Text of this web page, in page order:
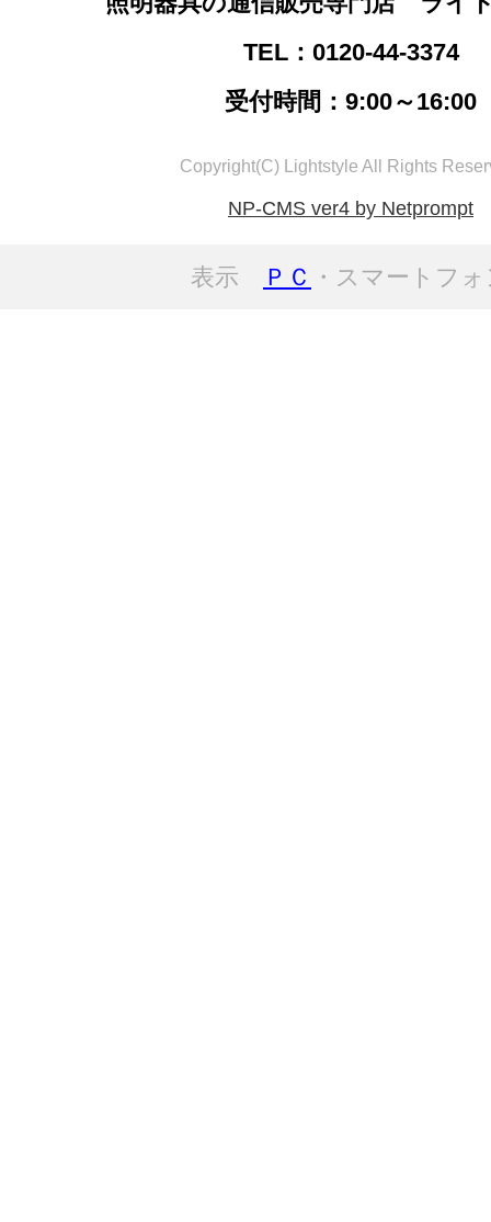
TEL：0120-44-3374
受付時間：9:00～16:00
Copyright(C) Lightstyle All Rights
NP-CMS ver4 by Netprompt
表示 ＰＣ ・スマートフ